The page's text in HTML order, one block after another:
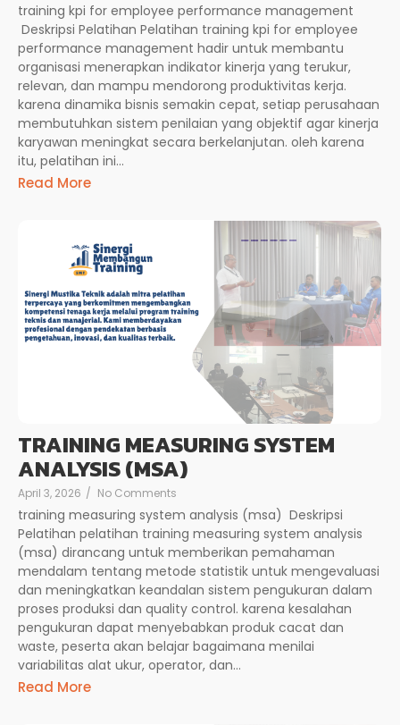
training kpi for employee performance management
Deskripsi Pelatihan Pelatihan training kpi for employee
performance management hadir untuk membantu
organisasi menerapkan indikator kinerja yang terukur,
relevan, dan mampu mendorong produktivitas kerja.
karena dinamika bisnis semakin cepat, setiap perusahaan
membutuhkan sistem penilaian yang objektif agar kinerja
karyawan meningkat secara berkelanjutan. oleh karena
itu, pelatihan ini...
Read More
TRAINING MEASURING SYSTEM
ANALYSIS (MSA)
April 3, 2026 / No Comments
training measuring system analysis (msa) Deskripsi
Pelatihan pelatihan training measuring system analysis
(msa) dirancang untuk memberikan pemahaman
mendalam tentang metode statistik untuk mengevaluasi
dan meningkatkan keandalan sistem pengukuran dalam
proses produksi dan quality control. karena kesalahan
pengukuran dapat menyebabkan produk cacat dan
waste, peserta akan belajar bagaimana menilai
variabilitas alat ukur, operator, dan...
Read More